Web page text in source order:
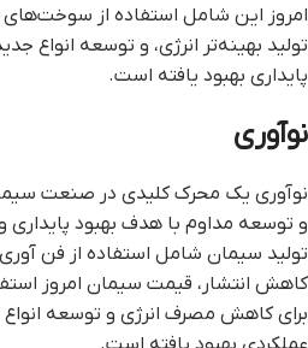
امروز این شامل استفاده از
تولید بهینه‌تر انرژی، و توسعه انواع
پایداری بهبود یافته است.
نوآوری
نوآوری یک محرک کلیدی در صنعت
و توسعه مداوم با هدف بهبود پایداری
تولید سیمان شامل استفاده از فن
کاهش انتشار، قیمت سیمان امروز
برای کاهش مصرف انرژی و توسعه